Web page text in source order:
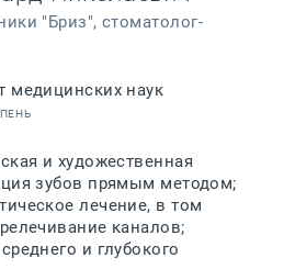
"Бриз", стоматолог-
медицинских наук
и художественная
зубов прямым методом;
лечение, в том
каналов;
и глубокого